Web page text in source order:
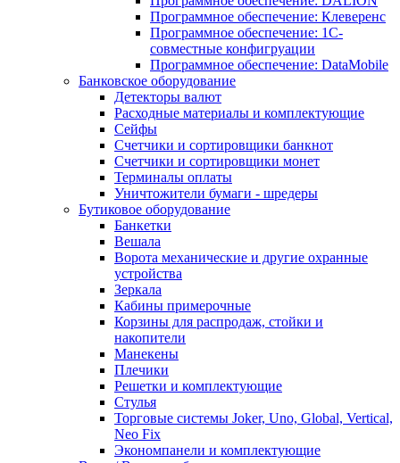
Программное обеспечение: Клеверенс
Программное обеспечение: 1С-
совместные конфигруации
Программное обеспечение: DataMobile
Банковское оборудование
Детекторы валют
Расходные материалы и комплектующие
Сейфы
Счетчики и сортировщики банкнот
Счетчики и сортировщики монет
Терминалы оплаты
Уничтожители бумаги - шредеры
Бутиковое оборудование
Банкетки
Вешала
Ворота механические и другие охранные
устройства
Зеркала
Кабины примерочные
Корзины для распродаж, стойки и
накопители
Манекены
Плечики
Решетки и комплектующие
Стулья
Торговые системы Joker, Uno, Global, Vertical,
Neo Fix
Экономпанели и комплектующие